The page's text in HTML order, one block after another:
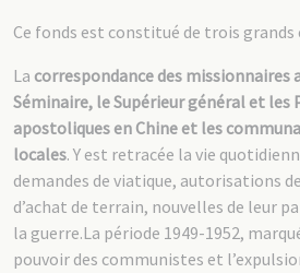
Ce fonds est constitué de trois grands
La correspondance des missionnaires
Séminaire, le Supérieur général et les
apostoliques en Chine et les
locales. Y est retracée la vie
demandes de viatique, autorisations
d’achat de terrain, nouvelles de leur
la guerre.La période 1949-1952,
pouvoir des communistes et